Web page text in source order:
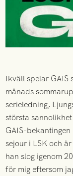
Ikväll spelar GAIS
månads
serieledning,
största
GAIS-
sejour i LSK och
han slog igenom
för mig eftersom